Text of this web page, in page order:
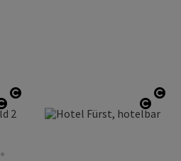
Start Copyright
Start Copyright
Start